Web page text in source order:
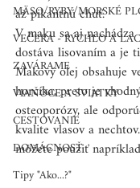
MÄSO/RYBY/MORSKÉ
VEČERA - RÝCHLO A
ZAVÁRAME
VIANOCE A SVIATKY
CESTOVANIE
DOMÁCNOSŤ
Tipy "Ako...?"
až pikantnú chuť.
V maku sa aj
dostáva lisovaním a je
Makový olej obsahuje
horčíka, preto je
osteoporózy, ale
kvalite vlasov a
môžete použiť